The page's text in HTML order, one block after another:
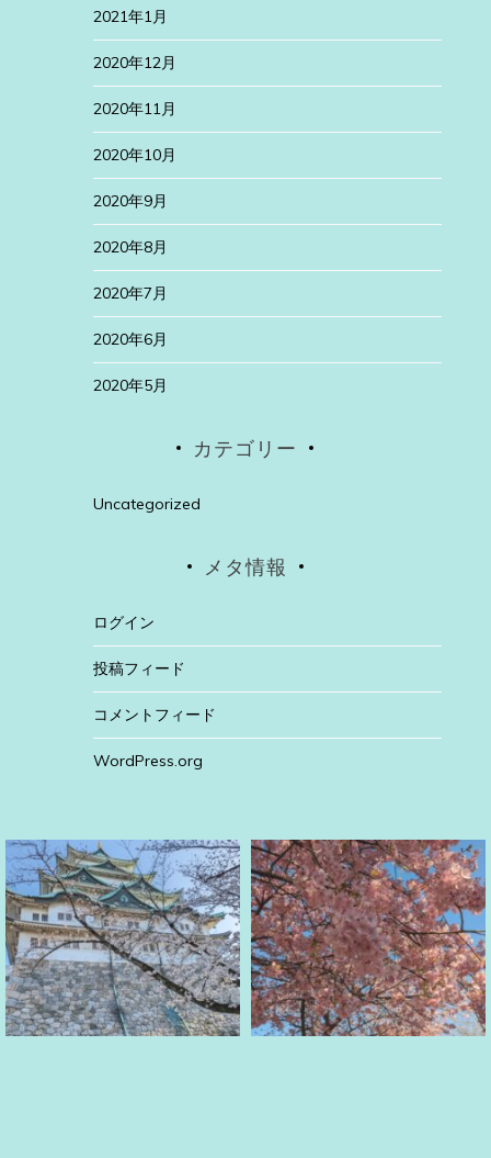
2021年1月
2020年12月
2020年11月
2020年10月
2020年9月
2020年8月
2020年7月
2020年6月
2020年5月
カテゴリー
Uncategorized
メタ情報
ログイン
投稿フィード
コメントフィード
WordPress.org